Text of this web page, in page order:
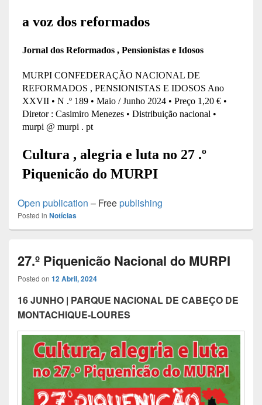
Open publication – Freepublishing
Posted in Notícias
27.º Piquenicão Nacional do MURPI
Posted on 12 Abril, 2024
16 JUNHO | PARQUE NACIONAL DE CABEÇO DE
MONTACHIQUE-LOURES